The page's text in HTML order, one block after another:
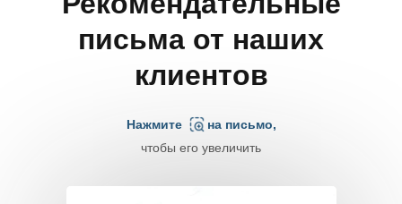
письма от наших
клиентов
Нажмите
на письмо,
чтобы его увеличить